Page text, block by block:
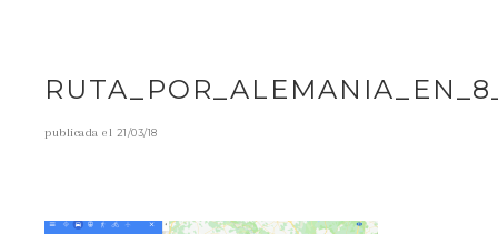
publicada el 21/03/18